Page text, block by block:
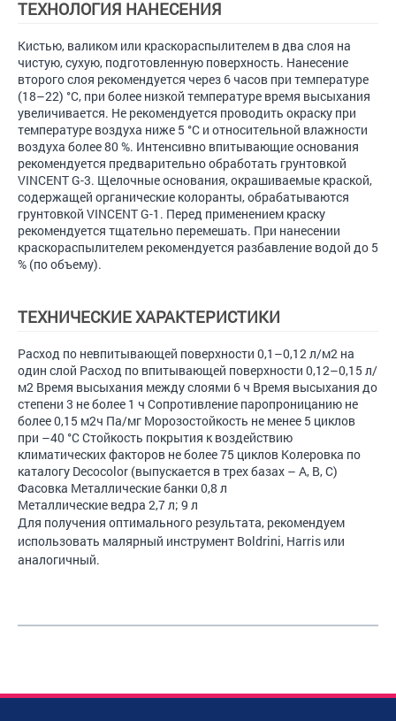
ТЕХНОЛОГИЯ НАНЕСЕНИЯ
Кистью, валиком или краскораспылителем в два слоя на
чистую, сухую, подготовленную поверхность. Нанесение
второго слоя рекомендуется через 6 часов при температуре
(18–22) °С, при более низкой температуре время высыхания
увеличивается. Не рекомендуется проводить окраску при
температуре воздуха ниже 5 °С и относительной влажности
воздуха более 80 %. Интенсивно впитывающие основания
рекомендуется предварительно обработать грунтовкой
VINCENT G-3. Щелочные основания, окрашиваемые краской,
содержащей органические колоранты, обрабатываются
грунтовкой VINCENT G-1. Перед применением краску
рекомендуется тщательно перемешать. При нанесении
краскораспылителем рекомендуется разбавление водой до 5
% (по объему).
ТЕХНИЧЕСКИЕ ХАРАКТЕРИСТИКИ
Расход по невпитывающей поверхности 0,1–0,12 л/м2 на
один слой Расход по впитывающей поверхности 0,12–0,15 л/
м2 Время высыхания между слоями 6 ч Время высыхания до
степени 3 не более 1 ч Сопротивление паропроницанию не
более 0,15 м2ч Па/мг Морозостойкость не менее 5 циклов
при –40 °С Стойкость покрытия к воздействию
климатических факторов не более 75 циклов Колеровка по
каталогу Decocolor (выпускается в трех базах – A, B, C)
Фасовка Металлические банки 0,8 л
Металлические ведра 2,7 л; 9 л
Для получения оптимального результата, рекомендуем
использовать малярный инструмент Boldrini, Harris или
аналогичный.